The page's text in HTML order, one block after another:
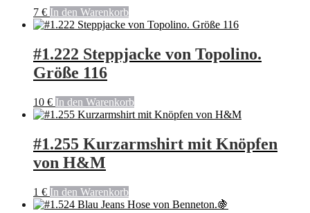
7 € In den Warenkorb
#1.222 Steppjacke von Topolino.
Größe 116
10 € In den Warenkorb
#1.255 Kurzarmshirt mit Knöpfen
von H&M
1 € In den Warenkorb